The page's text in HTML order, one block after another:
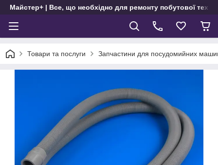
Майстер+ | Все, що необхідно для ремонту побутової
Товари та послуги Запчастини для посудомийних